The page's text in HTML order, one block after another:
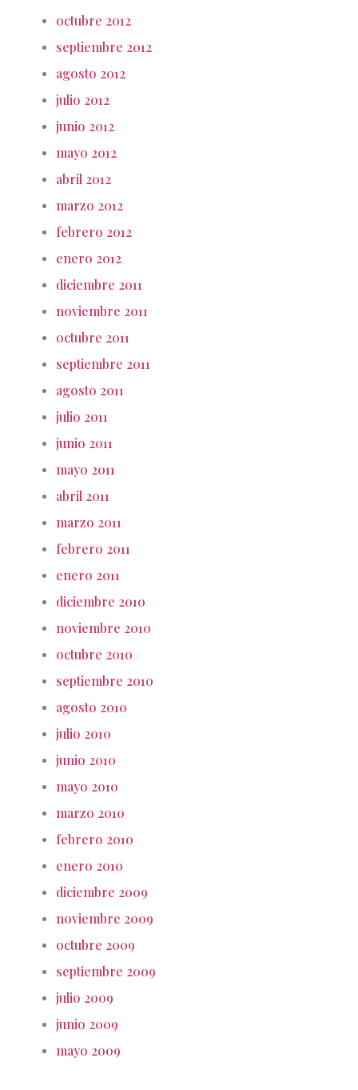
octubre 2012
septiembre 2012
agosto 2012
julio 2012
junio 2012
mayo 2012
abril 2012
marzo 2012
febrero 2012
enero 2012
diciembre 2011
noviembre 2011
octubre 2011
septiembre 2011
agosto 2011
julio 2011
junio 2011
mayo 2011
abril 2011
marzo 2011
febrero 2011
enero 2011
diciembre 2010
noviembre 2010
octubre 2010
septiembre 2010
agosto 2010
julio 2010
junio 2010
mayo 2010
marzo 2010
febrero 2010
enero 2010
diciembre 2009
noviembre 2009
octubre 2009
septiembre 2009
julio 2009
junio 2009
mayo 2009